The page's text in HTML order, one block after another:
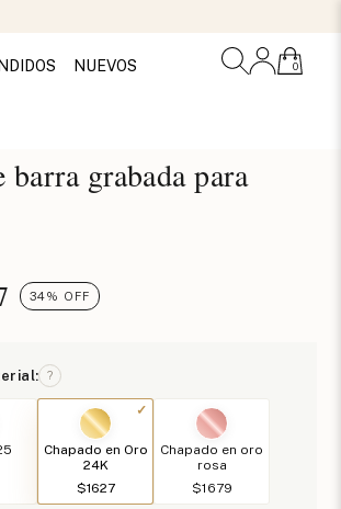
NUEVOS 0
barra grabada para
34% OFF
?
Chapado en Oro
24K
$1627
Chapado en oro
rosa
$1679